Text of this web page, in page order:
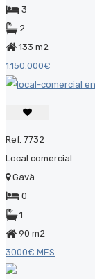
3
2
133 m2
1.150.000€
Ref. 7732
Local comercial
Gavà
0
1
90 m2
3000€ MES